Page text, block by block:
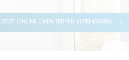
JETZT ONLINE EINEN TERMIN VEREINBAREN